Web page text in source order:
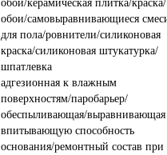
обои/керамическая плитка/краска/
обои/самовыравнивающиеся
для пола/ровнители/силиконовая
краска/силиконовая штукатурка/
шпатлевка
адгезионная к влажным
поверхностям/паробарьер/
обеспыливающая/выравнивающая
впитывающую способность
основания/ремонтный состав при